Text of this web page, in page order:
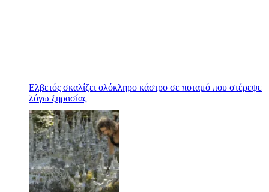
Ελβετός σκαλίζει ολόκληρο κάστρο σε ποταμό που στέρεψε
λόγω ξηρασίας